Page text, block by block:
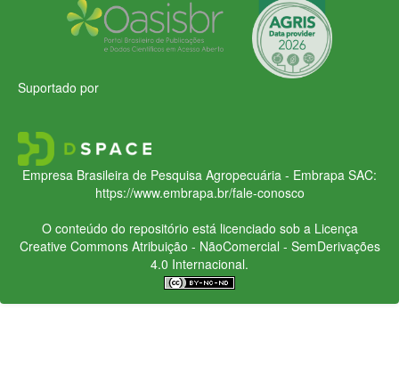
Suportado por
Empresa Brasileira de Pesquisa Agropecuária - Embrapa SAC:
https://www.embrapa.br/fale-conosco
O conteúdo do repositório está licenciado sob a Licença
Creative CommonsAtribuição - NãoComercial - SemDerivações
4.0 Internacional.